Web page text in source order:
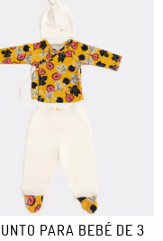
PARA BEBÉ DE 3